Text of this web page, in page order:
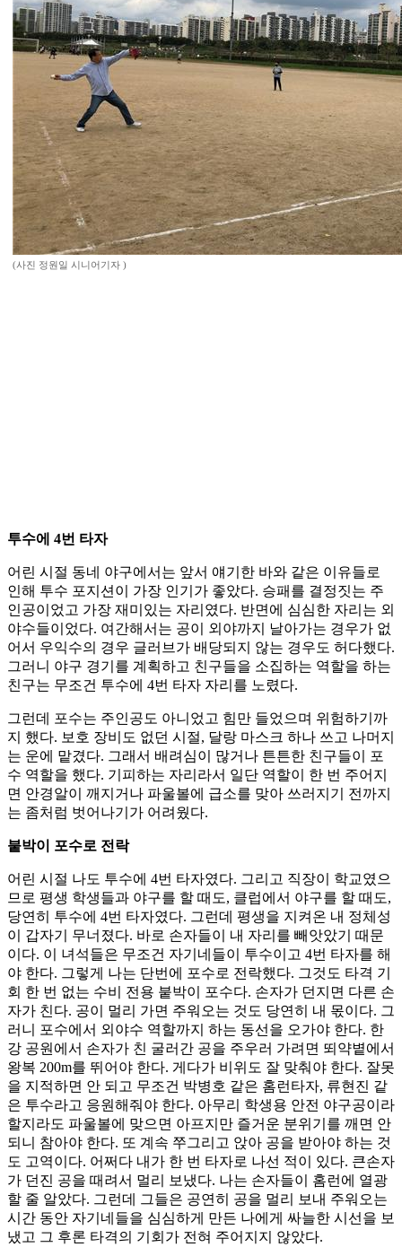
(사진 정원일 시니어기자 )
투수에 4번 타자
어린 시절 동네 야구에서는 앞서 얘기한 바와 같은 이유들로
인해 투수 포지션이 가장 인기가 좋았다. 승패를 결정짓는 주
인공이었고 가장 재미있는 자리였다. 반면에 심심한 자리는 외
야수들이었다. 여간해서는 공이 외야까지 날아가는 경우가 없
어서 우익수의 경우 글러브가 배당되지 않는 경우도 허다했다.
그러니 야구 경기를 계획하고 친구들을 소집하는 역할을 하는
친구는 무조건 투수에 4번 타자 자리를 노렸다.
그런데 포수는 주인공도 아니었고 힘만 들었으며 위험하기까
지 했다. 보호 장비도 없던 시절, 달랑 마스크 하나 쓰고 나머지
는 운에 맡겼다. 그래서 배려심이 많거나 튼튼한 친구들이 포
수 역할을 했다. 기피하는 자리라서 일단 역할이 한 번 주어지
면 안경알이 깨지거나 파울볼에 급소를 맞아 쓰러지기 전까지
는 좀처럼 벗어나기가 어려웠다.
붙박이 포수로 전락
어린 시절 나도 투수에 4번 타자였다. 그리고 직장이 학교였으
므로 평생 학생들과 야구를 할 때도, 클럽에서 야구를 할 때도,
당연히 투수에 4번 타자였다. 그런데 평생을 지켜온 내 정체성
이 갑자기 무너졌다. 바로 손자들이 내 자리를 빼앗았기 때문
이다. 이 녀석들은 무조건 자기네들이 투수이고 4번 타자를 해
야 한다. 그렇게 나는 단번에 포수로 전락했다. 그것도 타격 기
회 한 번 없는 수비 전용 붙박이 포수다. 손자가 던지면 다른 손
자가 친다. 공이 멀리 가면 주워오는 것도 당연히 내 몫이다. 그
러니 포수에서 외야수 역할까지 하는 동선을 오가야 한다. 한
강 공원에서 손자가 친 굴러간 공을 주우러 가려면 뙤약볕에서
왕복 200m를 뛰어야 한다. 게다가 비위도 잘 맞춰야 한다. 잘못
을 지적하면 안 되고 무조건 박병호 같은 홈런타자, 류현진 같
은 투수라고 응원해줘야 한다. 아무리 학생용 안전 야구공이라
할지라도 파울볼에 맞으면 아프지만 즐거운 분위기를 깨면 안
되니 참아야 한다. 또 계속 쭈그리고 앉아 공을 받아야 하는 것
도 고역이다. 어쩌다 내가 한 번 타자로 나선 적이 있다. 큰손자
가 던진 공을 때려서 멀리 보냈다. 나는 손자들이 홈런에 열광
할 줄 알았다. 그런데 그들은 공연히 공을 멀리 보내 주워오는
시간 동안 자기네들을 심심하게 만든 나에게 싸늘한 시선을 보
냈고 그 후론 타격의 기회가 전혀 주어지지 않았다.